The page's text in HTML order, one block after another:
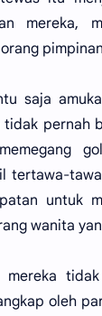
mereka,
saja
pernah
tertawa-
untuk
wanita
mereka
oleh